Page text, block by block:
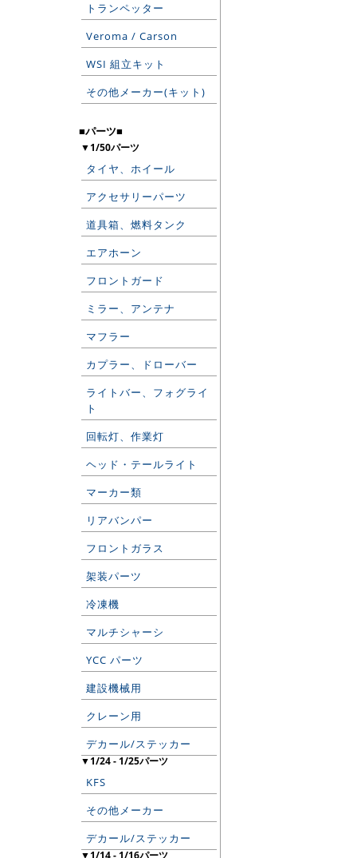
トランペッター
Veroma / Carson
WSI 組立キット
その他メーカー(キット)
■パーツ■
▼1/50パーツ
タイヤ、ホイール
アクセサリーパーツ
道具箱、燃料タンク
エアホーン
フロントガード
ミラー、アンテナ
マフラー
カプラー、ドローバー
ライトバー、フォグライ
ト
回転灯、作業灯
ヘッド・テールライト
マーカー類
リアバンパー
フロントガラス
架装パーツ
冷凍機
マルチシャーシ
YCC パーツ
建設機械用
クレーン用
デカール/ステッカー
▼1/24 - 1/25パーツ
KFS
その他メーカー
デカール/ステッカー
▼1/14 - 1/16パーツ